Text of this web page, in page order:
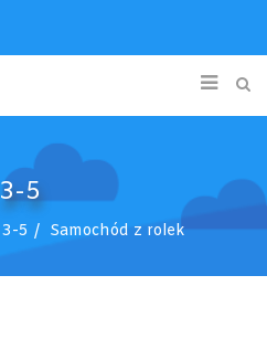
3-5
3-5 Samochód z rolek